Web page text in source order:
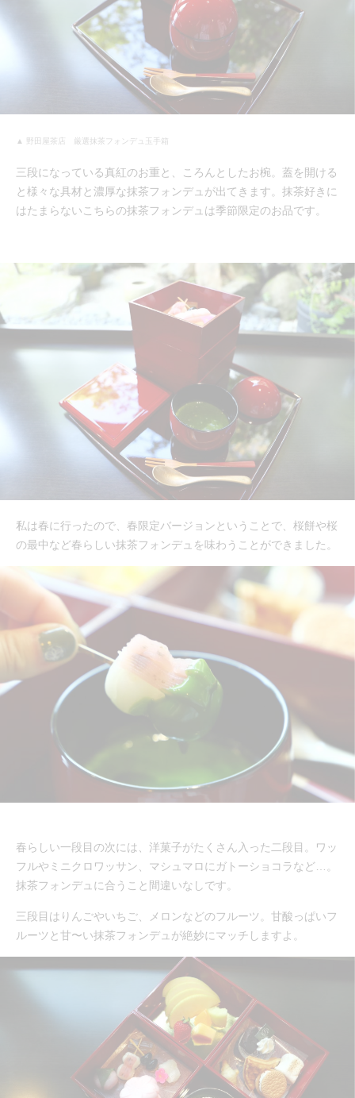
▲ 野田屋茶店 厳選抹茶フォンデュ玉手箱
三段になっている真紅のお重と、ころんとしたお椀。蓋を開ける
と様々な具材と濃厚な抹茶フォンデュが出てきます。抹茶好きに
はたまらないこちらの抹茶フォンデュは季節限定のお品です。
私は春に行ったので、春限定バージョンということで、桜餅や桜
の最中など春らしい抹茶フォンデュを味わうことができました。
春らしい一段目の次には、洋菓子がたくさん入った二段目。ワッ
フルやミニクロワッサン、マシュマロにガトーショコラなど…。
抹茶フォンデュに合うこと間違いなしです。
三段目はりんごやいちご、メロンなどのフルーツ。甘酸っぱいフ
ルーツと甘〜い抹茶フォンデュが絶妙にマッチしますよ。